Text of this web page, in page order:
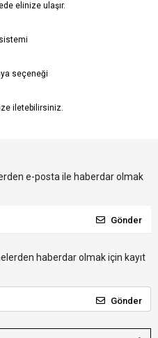
elinize ulaşır.
seçeneği
iletebilirsiniz.
e-posta ile haberdar olmak
Gönder
haberdar olmak için kayıt
Gönder